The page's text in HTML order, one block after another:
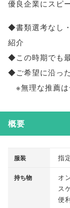
優良企業にスピ
◆書類選考なし
紹介
◆この時期でも
◆ご希望に沿っ
※無理な推薦は
概要
服装 指
持ち物 オ
ス
便